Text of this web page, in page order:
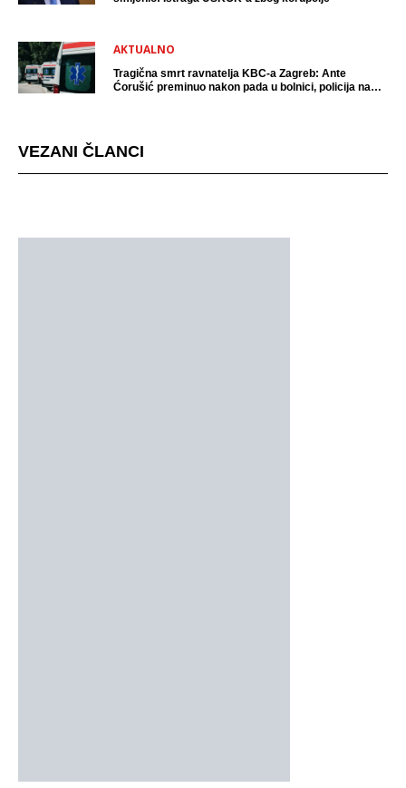
AKTUALNO
Tragična smrt ravnatelja KBC-a Zagreb: Ante
Ćorušić preminuo nakon pada u bolnici, policija na
VEZANI ČLANCI